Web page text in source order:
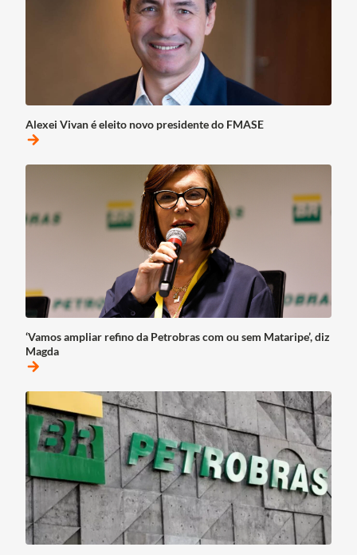
Alexei Vivan é eleito novo presidente do FMASE
arrow_forward
‘Vamos ampliar refino da Petrobras com ou sem Mataripe’, diz
Magda
arrow_forward